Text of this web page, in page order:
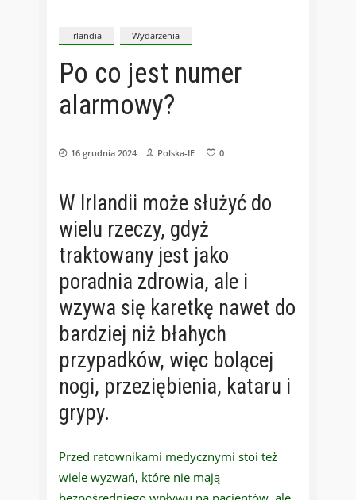
Irlandia Wydarzenia
Po co jest numer
alarmowy?
16 grudnia 2024 Polska-IE 0
W Irlandii może służyć do
wielu rzeczy, gdyż
traktowany jest jako
poradnia zdrowia, ale i
wzywa się karetkę nawet do
bardziej niż błahych
przypadków, więc bolącej
nogi, przeziębienia, kataru i
grypy.
Przed ratownikami medycznymi stoi też
wiele wyzwań, które nie mają